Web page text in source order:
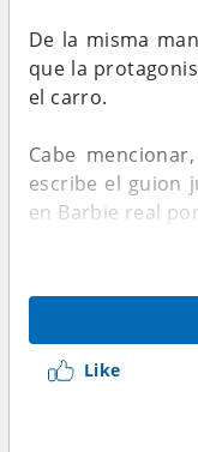
De la misma
que la
el carro.
Cabe
escribe el guion
en Barbie real
llegará primero a
Like